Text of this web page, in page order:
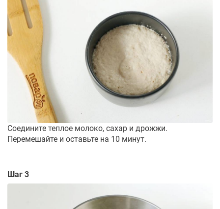
Соедините теплое молоко, сахар и дрожжи.
Перемешайте и оставьте на 10 минут.
Шаг 3